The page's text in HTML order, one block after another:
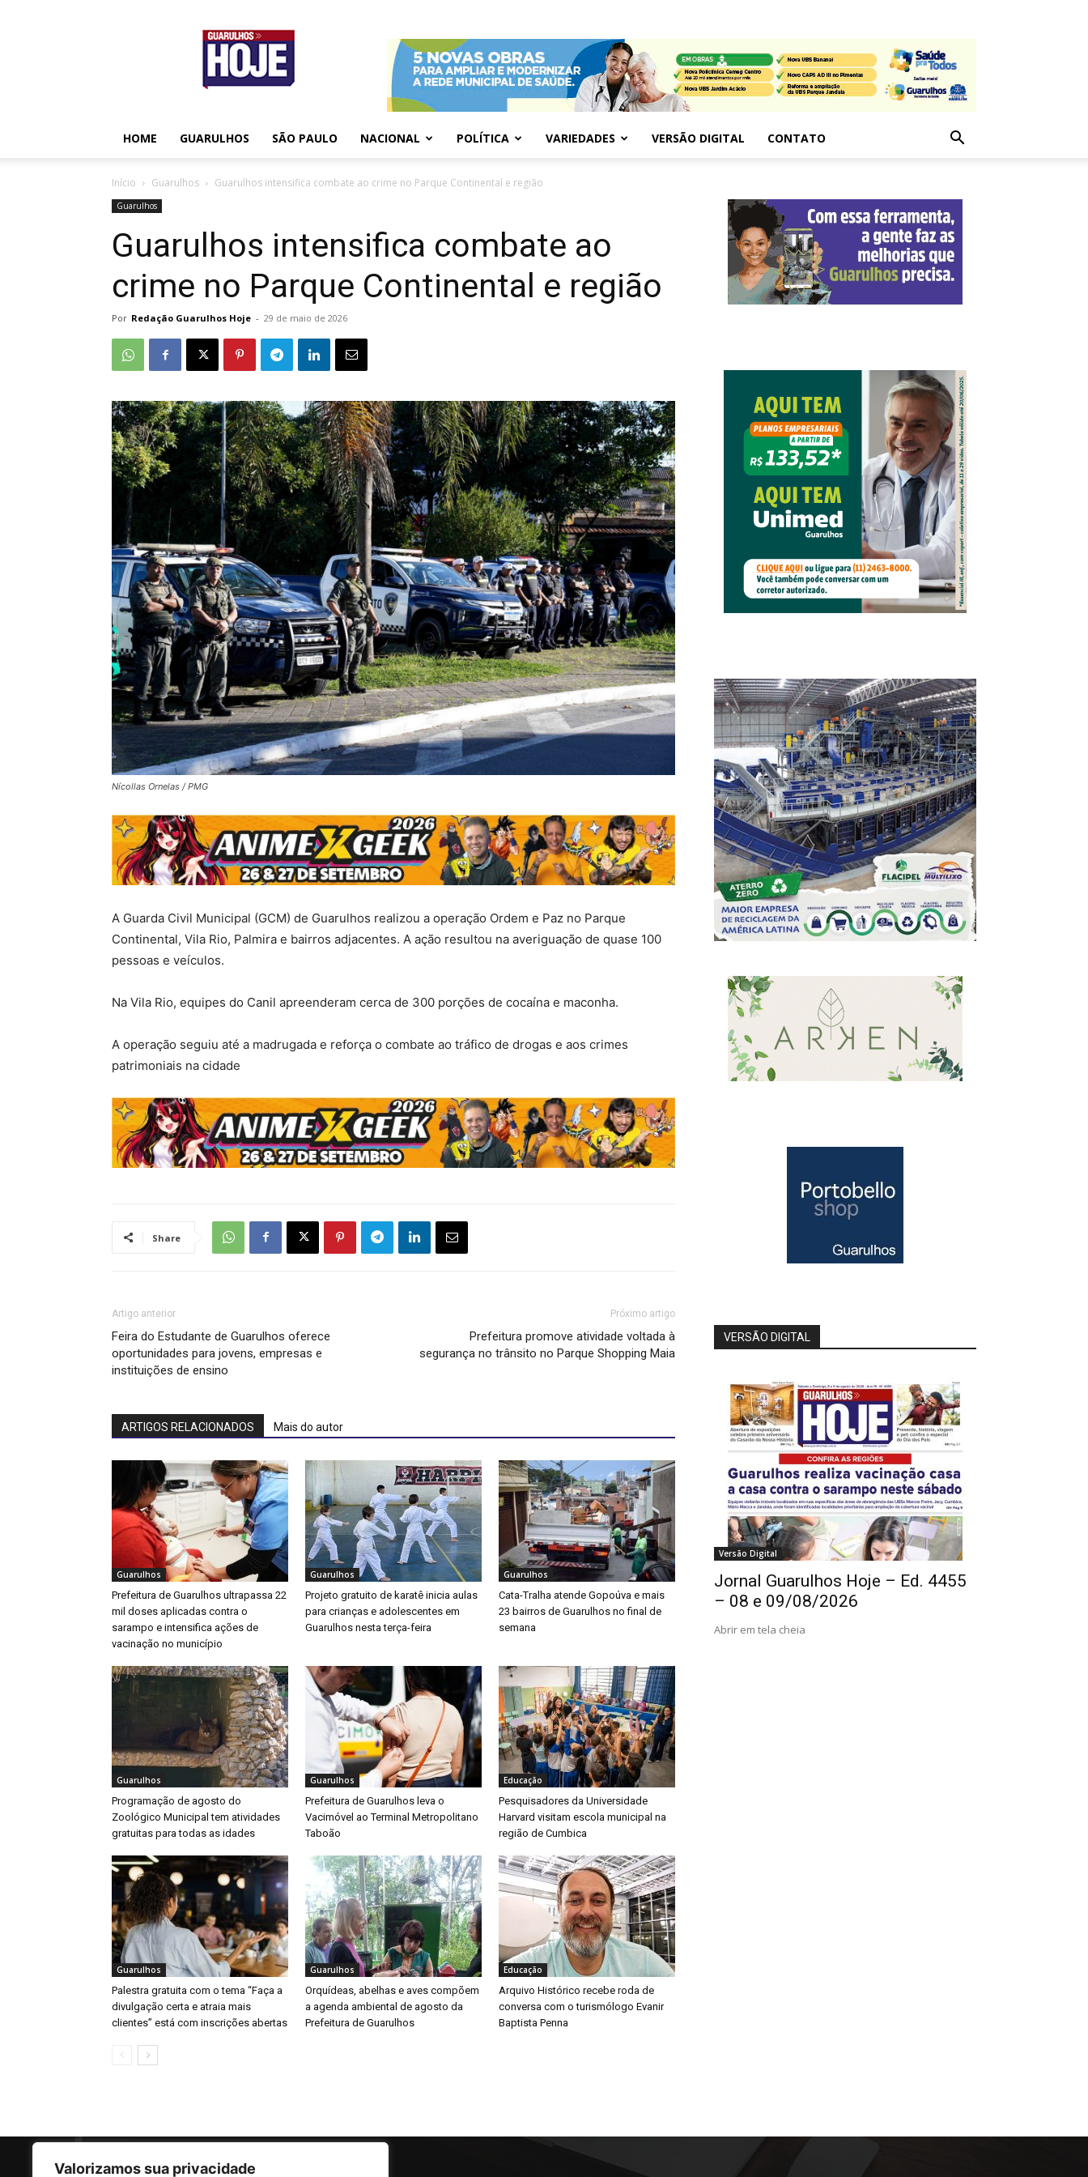
Valorizamos sua privacidade
Guarulhos
Hoje
HOME GUARULHOS SÃO PAULO NACIONAL POLÍTICA VARIEDADES VERSÃO DIGITAL CONTATO
Início Guarulhos Guarulhos intensifica combate ao crime no Parque Continental e região
Guarulhos
Guarulhos intensifica combate ao
crime no Parque Continental e região
Por Redação Guarulhos Hoje - 29 de maio de 2026
Nícollas Ornelas / PMG
A Guarda Civil Municipal (GCM) de Guarulhos realizou a operação Ordem e Paz no Parque
Continental, Vila Rio, Palmira e bairros adjacentes. A ação resultou na averiguação de quase 100
pessoas e veículos.
Na Vila Rio, equipes do Canil apreenderam cerca de 300 porções de cocaína e maconha.
A operação seguiu até a madrugada e reforça o combate ao tráfico de drogas e aos crimes
patrimoniais na cidade
Share
Artigo anterior
Feira do Estudante de Guarulhos oferece
oportunidades para jovens, empresas e
instituições de ensino
Próximo artigo
Prefeitura promove atividade voltada à
segurança no trânsito no Parque Shopping Maia
ARTIGOS RELACIONADOS Mais do autor
Guarulhos
Prefeitura de Guarulhos ultrapassa 22
mil doses aplicadas contra o
sarampo e intensifica ações de
vacinação no município
Guarulhos
Projeto gratuito de karatê inicia aulas
para crianças e adolescentes em
Guarulhos nesta terça-feira
Guarulhos
Cata-Tralha atende Gopoúva e mais
23 bairros de Guarulhos no final de
semana
Guarulhos
Programação de agosto do
Zoológico Municipal tem atividades
gratuitas para todas as idades
Guarulhos
Prefeitura de Guarulhos leva o
Vacimóvel ao Terminal Metropolitano
Taboão
Educação
Pesquisadores da Universidade
Harvard visitam escola municipal na
região de Cumbica
Guarulhos
Palestra gratuita com o tema “Faça a
divulgação certa e atraia mais
clientes” está com inscrições abertas
Guarulhos
Orquídeas, abelhas e aves compõem
a agenda ambiental de agosto da
Prefeitura de Guarulhos
Educação
Arquivo Histórico recebe roda de
conversa com o turismólogo Evanir
Baptista Penna
VERSÃO DIGITAL
Versão Digital
Jornal Guarulhos Hoje – Ed. 4455
– 08 e 09/08/2026
Abrir em tela cheia